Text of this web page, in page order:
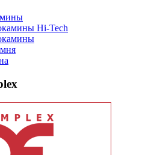
Hi-Tech